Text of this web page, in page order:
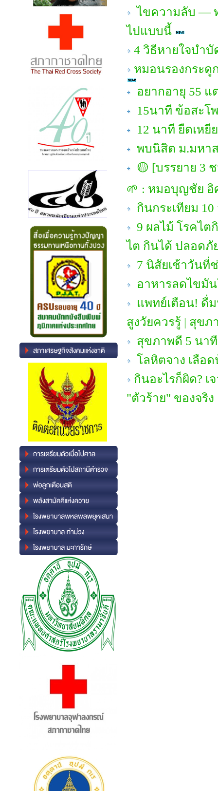
ไขความลับ —
ไปแบบนี้
4 วิธีหายใจบำ
หมอนรองกระดู
อยากอายุ 55 แ
15นาที ข้อสะโ
12 นาที ยืดเห
พบนิสิต ม.มหา
🟡 [บรรยาย 3
🌱 : หมอบุญชัย อิ
กินกระเทียม
9 ผลไม้ โรคไต
ไต กินได้ ปลอดภั
7 นิสัยเช้าวันที่
อาหารลดไขมัน
แพทย์เตือน! ดื่
สูงวัยควรรู้ | สุขภ
สุขภาพดี 5 นา
โลหิตจาง เลือ
กินอะไรก็ผิด?
"ตัวร้าย" ของจริง